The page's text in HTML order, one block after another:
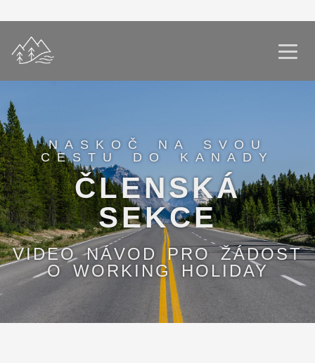
NASKOČ NA SVOU
CESTU DO KANADY
ČLENSKÁ
SEKCE
VIDEO NÁVOD PRO ŽÁDOST
O WORKING HOLIDAY